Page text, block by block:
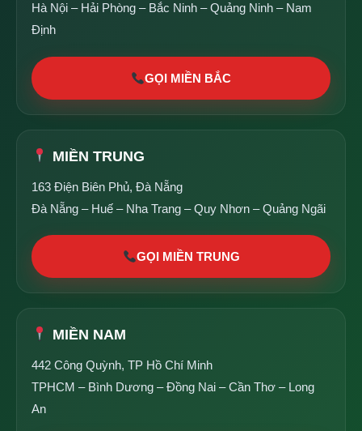
Hà Nội – Hải Phòng – Bắc Ninh – Quảng Ninh – Nam
Định
GỌI MIỀN BẮC
MIỀN TRUNG
163 Điện Biên Phủ, Đà Nẵng
Đà Nẵng – Huế – Nha Trang – Quy Nhơn – Quảng Ngãi
GỌI MIỀN TRUNG
MIỀN NAM
442 Công Quỳnh, TP Hồ Chí Minh
TPHCM – Bình Dương – Đồng Nai – Cần Thơ – Long
An